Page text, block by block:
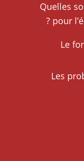
Quelles
pour
Le
Les